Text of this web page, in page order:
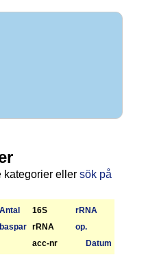
kategorier eller sök på
Antal
bas­par
16S
rRNA
acc-nr
r­RNA
op.
Datum